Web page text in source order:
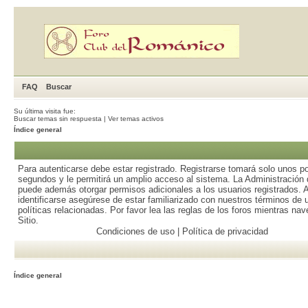
FAQ Buscar
Su última visita fue:
Buscar temas sin respuesta | Ver temas activos
Índice general
Para autenticarse debe estar registrado. Registrarse tomará solo unos
segundos y le permitirá un amplio acceso al sistema. La Administración
puede además otorgar permisos adicionales a los usuarios registrados.
identificarse asegúrese de estar familiarizado con nuestros términos de
políticas relacionadas. Por favor lea las reglas de los foros mientras
Sitio.
Condiciones de uso| Política de privacidad
Índice general